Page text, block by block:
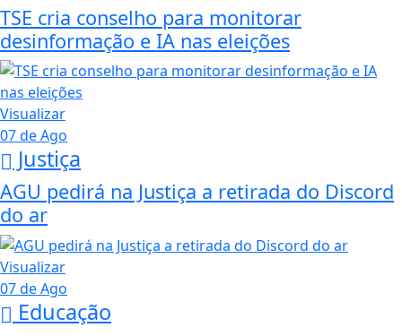
TSE cria conselho para monitorar
desinformação e IA nas eleições
Visualizar
07 de Ago
Justiça
AGU pedirá na Justiça a retirada do Discord
do ar
Visualizar
07 de Ago
Educação